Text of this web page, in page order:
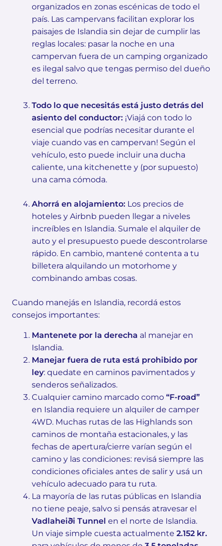
organizados en zonas escénicas de todo el
país. Las campervans facilitan explorar los
paisajes de Islandia sin dejar de cumplir las
reglas locales: pasar la noche en una
campervan fuera de un camping organizado
es ilegal salvo que tengas permiso del dueño
del terreno.
Todo lo que necesitás está justo detrás del
asiento del conductor: ¡Viajá con todo lo
esencial que podrías necesitar durante el
viaje cuando vas en campervan! Según el
vehículo, esto puede incluir una ducha
caliente, una kitchenette y (por supuesto)
una cama cómoda.
Ahorrá en alojamiento: Los precios de
hoteles y Airbnb pueden llegar a niveles
increíbles en Islandia. Sumale el alquiler de
auto y el presupuesto puede descontrolarse
rápido. En cambio, mantené contenta a tu
billetera alquilando un motorhome y
combinando ambas cosas.
Cuando manejás en Islandia, recordá estos
consejos importantes:
Mantenete por la derecha al manejar en
Islandia.
Manejar fuera de ruta está prohibido por
ley: quedate en caminos pavimentados y
senderos señalizados.
Cualquier camino marcado como “F-road”
en Islandia requiere un alquiler de camper
4WD. Muchas rutas de las Highlands son
caminos de montaña estacionales, y las
fechas de apertura/cierre varían según el
camino y las condiciones: revisá siempre las
condiciones oficiales antes de salir y usá un
vehículo adecuado para tu ruta.
La mayoría de las rutas públicas en Islandia
no tiene peaje, salvo si pensás atravesar el
Vadlaheiði Tunnel en el norte de Islandia.
Un viaje simple cuesta actualmente 2.152 kr.